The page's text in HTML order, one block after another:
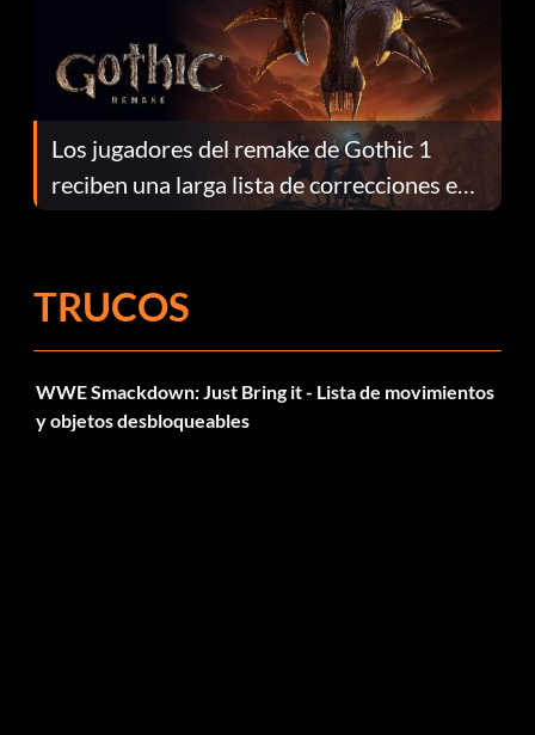
Los jugadores del remake de Gothic 1
reciben una larga lista de correcciones en
el parche 1.0.4
TRUCOS
WWE Smackdown: Just Bring it - Lista de movimientos
y objetos desbloqueables